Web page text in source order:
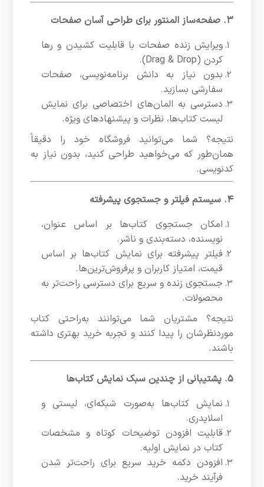
۳. صفحه‌ساز المنتور برای طراحی آسان صفحات
ویرایش زنده صفحات با قابلیت کشیدن و رها
کردن (Drag & Drop).
بدون نیاز به دانش برنامه‌نویسی، صفحات
سفارشی بسازید.
دسترسی به المان‌های اختصاصی برای نمایش
لیست کتاب‌ها، نظرات و پیشنهادهای ویژه.
نتیجه؟ شما می‌توانید فروشگاه خود را دقیقاً
همان‌طور که می‌خواهید طراحی کنید، بدون نیاز به
کدنویسی.
۴. سیستم فیلتر و جستجوی پیشرفته
امکان جستجوی کتاب‌ها بر اساس عنوان،
نویسنده، دسته‌بندی و ناشر.
فیلتر پیشرفته برای نمایش کتاب‌ها بر اساس
قیمت، امتیاز کاربران و پرفروش‌ترین‌ها.
جستجوی زنده و سریع برای دسترسی راحت‌تر به
محصولات.
نتیجه؟ مشتریان شما می‌توانند به‌راحتی کتاب
موردنظرشان را پیدا کنند و تجربه خرید بهتری داشته
باشند.
۵. پشتیبانی از چندین سبک نمایش کتاب‌ها
نمایش کتاب‌ها به‌صورت شبکه‌ای، لیستی و
اسلایدری.
قابلیت افزودن توضیحات کوتاه و مشخصات
کتاب در نمایش اولیه.
افزودن دکمه خرید سریع برای راحت‌تر شدن
فرآیند خرید.